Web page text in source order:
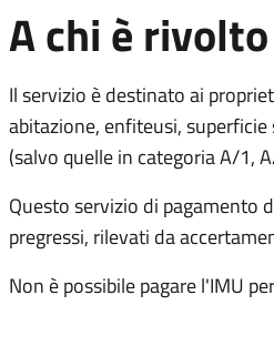
A chi è rivolto
Il servizio è destinato ai
abitazione, enfiteusi, superficie
(salvo quelle in categoria A/1,
Questo servizio di pagamento
pregressi, rilevati da
Non è possibile pagare l'IMU